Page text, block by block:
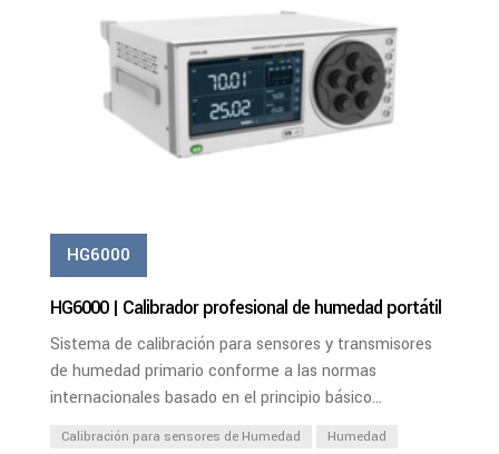
HG6000
HG6000 | Calibrador profesional de humedad portátil
Sistema de calibración para sensores y transmisores
de humedad primario conforme a las normas
internacionales basado en el principio básico...
Calibración para sensores de Humedad Humedad